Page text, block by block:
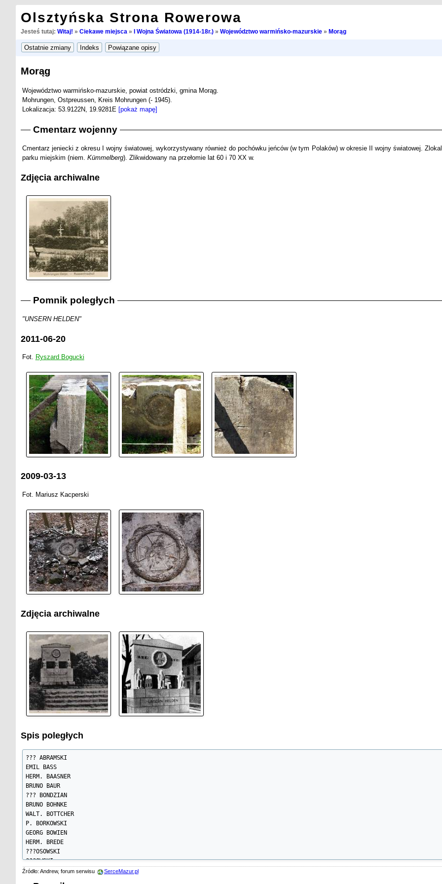
Olsztyńska Strona Rowerowa
Jesteś tutaj: Witaj! » Ciekawe miejsca » I Wojna Światowa (1914-18r.)» Województwo warmińsko-mazurskie» Morąg
Morąg
Województwo warmińsko-mazurskie, powiat ostródzki, gmina Morąg.
Mohrungen, Ostpreussen, Kreis Mohrungen (- 1945).
Lokalizacja: 53.9122N, 19.9281E [pokaż mapę]
Cmentarz wojenny
Cmentarz jeniecki z okresu I wojny światowej, wykorzystywany również do pochówku jeńców (w tym Polaków) w okresie II wojny światowej.
parku miejskim (niem. Kümmelberg). Zlikwidowany na przełomie lat 60 i 70 XX w.
Zdjęcia archiwalne
Pomnik poległych
"UNSERN HELDEN"
2011-06-20
Fot. Ryszard Bogucki
2009-03-13
Fot. Mariusz Kacperski
Zdjęcia archiwalne
Spis poległych
??? ABRAMSKI
EMIL BASS
HERM. BAASNER
BRUNO BAUR
??? BONDZIAN
BRUNO BOHNKE
WALT. BOTTCHER
P. BORKOWSKI
GEORG BOWIEN
HERM. BREDE
???OSOWSKI
???OWSKI
Źródło: Andrew, forum serwisu SerceMazur.pl